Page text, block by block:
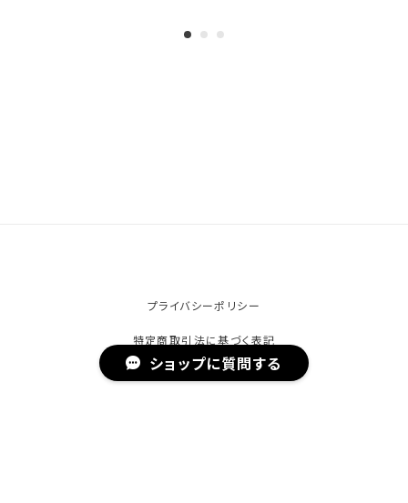
プライバシーポリシー
特定商取引法に基づく表記
ショップに質問する